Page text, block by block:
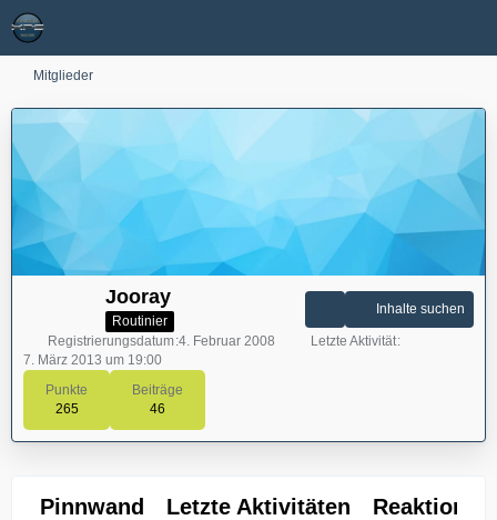
Mitglieder
Jooray
Routinier
Punkte
265
Beiträge
46
Inhalte suchen
Registrierungsdatum 4. Februar 2008
Letzte Aktivität
7. März 2013 um 19:00
Pinnwand Letzte Aktivitäten Reaktionen